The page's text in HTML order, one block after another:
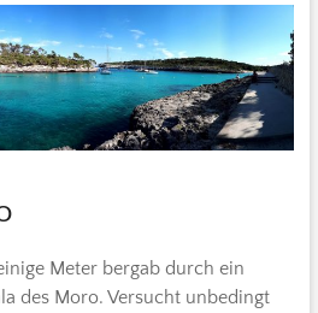
Meter bergab durch ein
des Moro. Versucht unbedingt